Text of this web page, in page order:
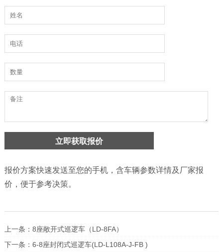
报价方案快速发送至您的手机，含车辆参数详情及厂家报
价，便于参考决策。
上一条： 8座敞开式巡逻车（LD-8FA）
下一条： 6-8座封闭式巡逻车(LD-L108A-J-FB )